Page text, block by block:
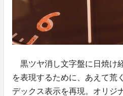
黒ツヤ消し文字盤に日焼け
を表現するために、あえて荒
デックス表示を再現。オリジ